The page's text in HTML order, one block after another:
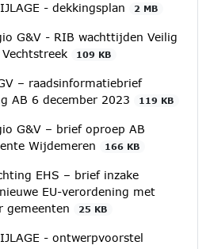
- dekkingsplan 2 MB
G&V - RIB wachttijden Veilig
109 KB
– raadsinformatiebrief
AB 6 december 2023
119 KB
G&V – brief oproep AB
Wijdemeren
166 KB
EHS – brief inzake
EU-verordening met
gemeenten
25 KB
- ontwerpvoorstel